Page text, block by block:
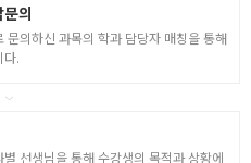
의
문의하신 과목의 학과 담당자 매칭을 통해
다.
선생님을 통해 수강생의 목적과 상황에